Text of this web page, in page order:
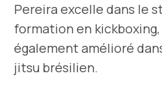
Pereira excelle dans le
formation en kickboxing,
également amélioré
jitsu brésilien.